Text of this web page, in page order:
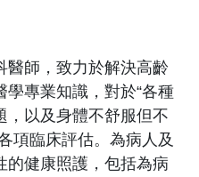
醫師，致力於解決高齡
專業知識，對於“各種
，以及身體不舒服但不
項臨床評估。為病人及
的健康照護，包括為病